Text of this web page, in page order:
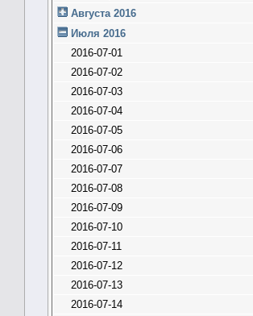
Августа 2016
Июля 2016
2016-07-01
2016-07-02
2016-07-03
2016-07-04
2016-07-05
2016-07-06
2016-07-07
2016-07-08
2016-07-09
2016-07-10
2016-07-11
2016-07-12
2016-07-13
2016-07-14